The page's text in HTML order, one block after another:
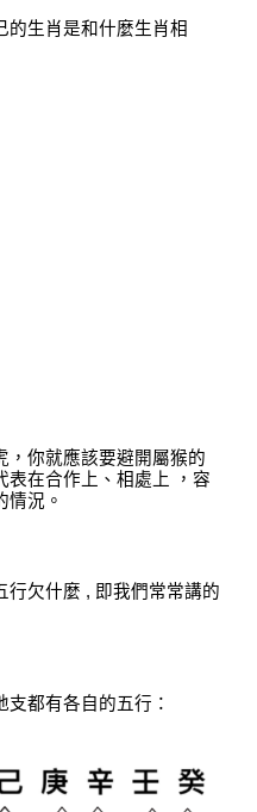
的生肖是和什麼生肖相
，你就應該要避開屬猴的
表在合作上、相處上
，容
情況。
行欠什麼 , 即我們常常講的
都有各自的五行：